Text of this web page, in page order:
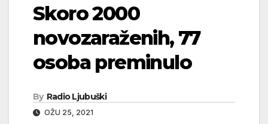
Skoro 2000
novozaraženih, 77
osoba preminulo
By Radio Ljubuški
OŽU 25, 2021